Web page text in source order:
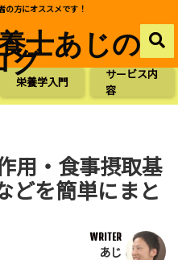
の方にオススメです！
士あじの
グ
栄養学入門
サービス内
容
用・食事摂取基
どを簡単にまと
WRITER
あじ